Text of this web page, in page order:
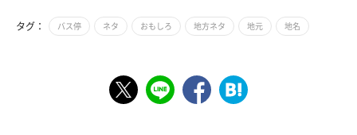
タグ： バス停 ネタ おもしろ 地方ネタ 地元 地名